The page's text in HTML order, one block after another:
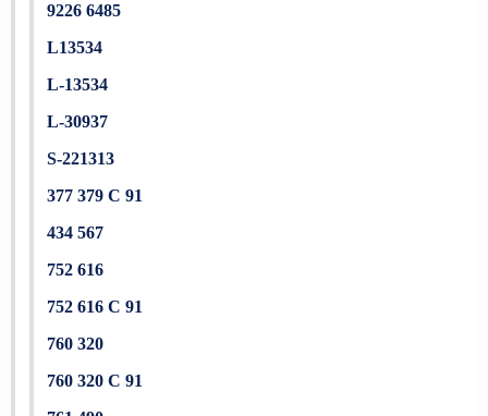
9226 6485
L13534
L-13534
L-30937
S-221313
377 379 C 91
434 567
752 616
752 616 C 91
760 320
760 320 C 91